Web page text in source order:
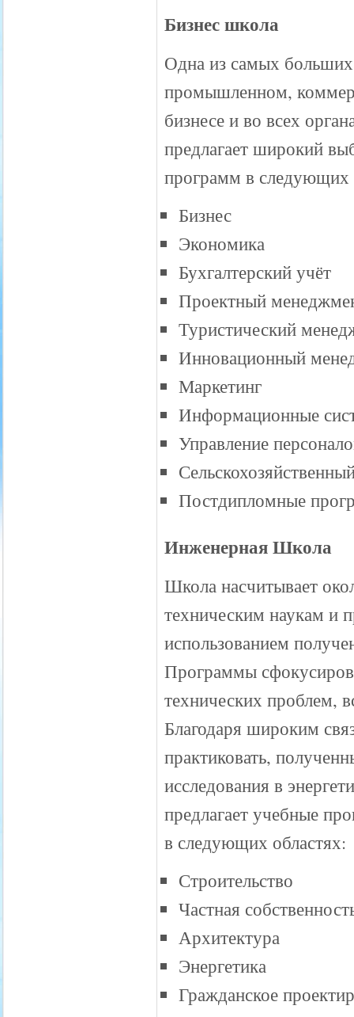
Бизнес школа
Одна из самых
промышленном,
бизнесе и во всех
предлагает широкий
программ в следующих
Бизнес
Экономика
Бухгалтерский учёт
Проектный
Туристический
Инновационный
Маркетинг
Информационные
Управление
Постдипломные
Инженерная Школа
Школа насчитывает
техническим наукам и
использованием
Программы
технических проблем,
Благодаря широким
практиковать,
исследования в
предлагает учебные
в следующих областях:
Строительство
Частная
Архитектура
Энергетика
Гражданское